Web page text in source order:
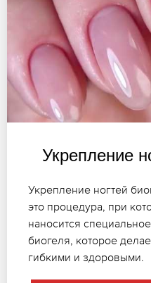
Укрепление
Укрепление ногтей
это процедура, при
наносится
биогеля, которое
гибкими и здоровыми.